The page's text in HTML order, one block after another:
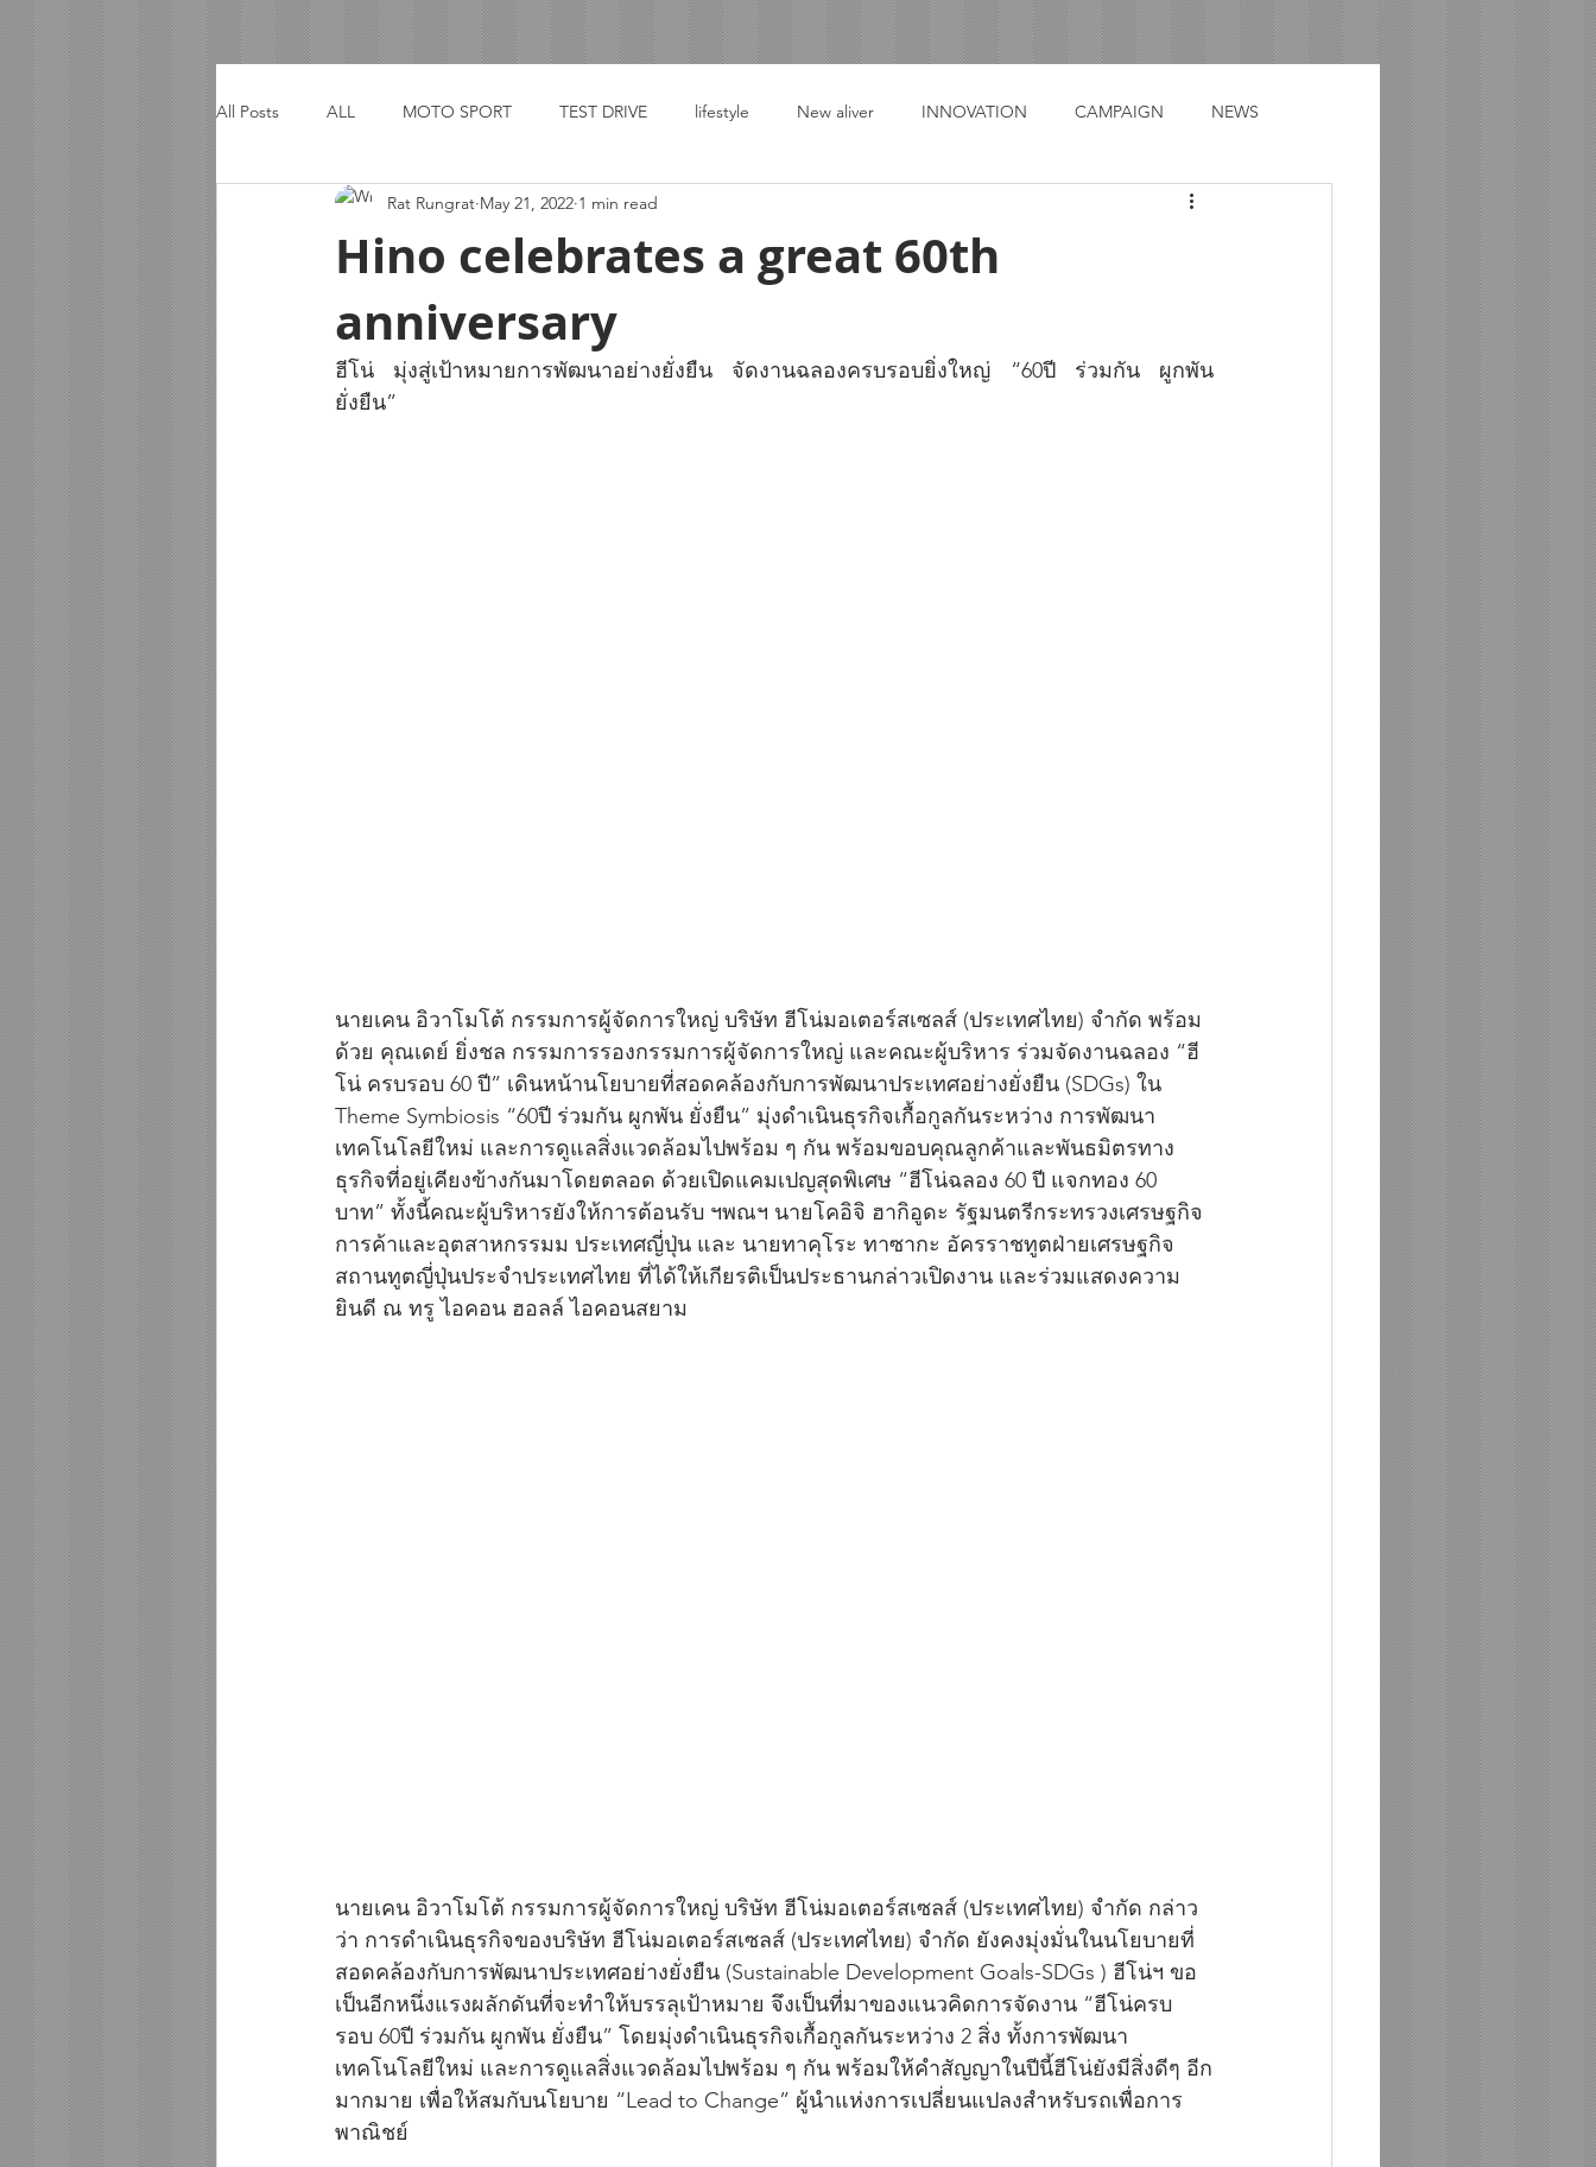
All Posts ALL MOTO SPORT TEST DRIVE lifestyle New aliver INNOVATION CAMPAIGN NEWS
TRIP
Hino celebrates a great 60th
anniversary
Rat Rungrat May 21, 2022 1 min read
ฮีโน่ มุ่งสู่เป้าหมายการพัฒนาอย่างยั่งยืน จัดงานฉลองครบรอบยิ่งใหญ่ “60ปี ร่วมกัน ผูกพัน
ยั่งยืน”
นายเคน อิวาโมโต้ กรรมการผู้จัดการใหญ่ บริษัท ฮีโน่มอเตอร์สเซลส์ (ประเทศไทย) จำกัด พร้อม
ด้วย คุณเดย์ ยิ่งชล กรรมการรองกรรมการผู้จัดการใหญ่ และคณะผู้บริหาร ร่วมจัดงานฉลอง “ฮี
โน่ ครบรอบ 60 ปี” เดินหน้านโยบายที่สอดคล้องกับการพัฒนาประเทศอย่างยั่งยืน (SDGs) ใน
Theme Symbiosis “60ปี ร่วมกัน ผูกพัน ยั่งยืน” มุ่งดำเนินธุรกิจเกื้อกูลกันระหว่าง การพัฒนา
เทคโนโลยีใหม่ และการดูแลสิ่งแวดล้อมไปพร้อม ๆ กัน พร้อมขอบคุณลูกค้าและพันธมิตรทาง
ธุรกิจที่อยู่เคียงข้างกันมาโดยตลอด ด้วยเปิดแคมเปญสุดพิเศษ “ฮีโน่ฉลอง 60 ปี แจกทอง 60
บาท” ทั้งนี้คณะผู้บริหารยังให้การต้อนรับ ฯพณฯ นายโคอิจิ ฮากิอูดะ รัฐมนตรีกระทรวงเศรษฐกิจ
การค้าและอุตสาหกรรมม ประเทศญี่ปุ่น และ นายทาคุโระ ทาซากะ อัครราชทูตฝ่ายเศรษฐกิจ
สถานทูตญี่ปุ่นประจำประเทศไทย ที่ได้ให้เกียรติเป็นประธานกล่าวเปิดงาน และร่วมแสดงความ
ยินดี ณ ทรู ไอคอน ฮอลล์ ไอคอนสยาม
นายเคน อิวาโมโต้ กรรมการผู้จัดการใหญ่ บริษัท ฮีโน่มอเตอร์สเซลส์ (ประเทศไทย) จำกัด กล่าว
ว่า การดำเนินธุรกิจของบริษัท ฮีโน่มอเตอร์สเซลส์ (ประเทศไทย) จำกัด ยังคงมุ่งมั่นในนโยบายที่
สอดคล้องกับการพัฒนาประเทศอย่างยั่งยืน (Sustainable Development Goals-SDGs ) ฮีโน่ฯ ขอ
เป็นอีกหนึ่งแรงผลักดันที่จะทำให้บรรลุเป้าหมาย จึงเป็นที่มาของแนวคิดการจัดงาน “ฮีโน่ครบ
รอบ 60ปี ร่วมกัน ผูกพัน ยั่งยืน” โดยมุ่งดำเนินธุรกิจเกื้อกูลกันระหว่าง 2 สิ่ง ทั้งการพัฒนา
เทคโนโลยีใหม่ และการดูแลสิ่งแวดล้อมไปพร้อม ๆ กัน พร้อมให้คำสัญญาในปีนี้ฮีโน่ยังมีสิ่งดีๆ อีก
มากมาย เพื่อให้สมกับนโยบาย “Lead to Change” ผู้นำแห่งการเปลี่ยนแปลงสำหรับรถเพื่อการ
พาณิชย์